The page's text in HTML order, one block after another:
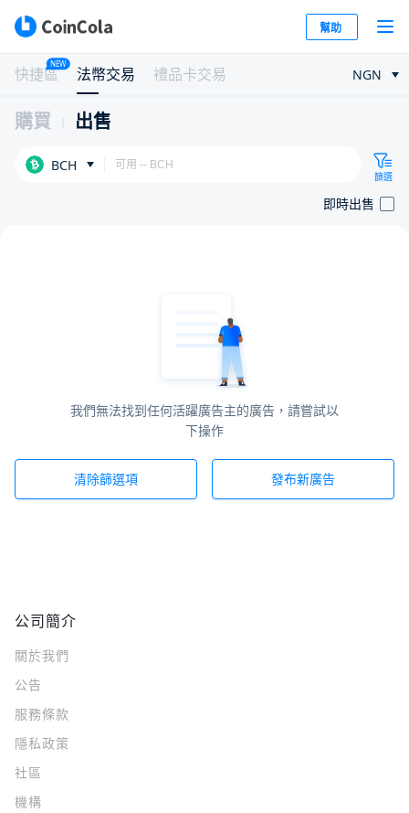
幫助
快捷區
NEW
法幣交易 禮品卡交易 NGN
購買 出售
BCH
篩選
即時出售
我們無法找到任何活躍廣告主的廣告，請嘗試以
下操作
清除篩選項 發布新廣告
公司簡介
關於我們
公告
服務條款
隱私政策
社區
機構